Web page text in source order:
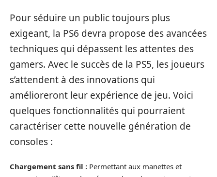
Pour séduire un public toujours plus
exigeant, la PS6 devra propose des avancées
techniques qui dépassent les attentes des
gamers. Avec le succès de la PS5, les joueurs
s’attendent à des innovations qui
amélioreront leur expérience de jeu. Voici
quelques fonctionnalités qui pourraient
caractériser cette nouvelle génération de
consoles :
Chargement sans fil : Permettant aux manettes et